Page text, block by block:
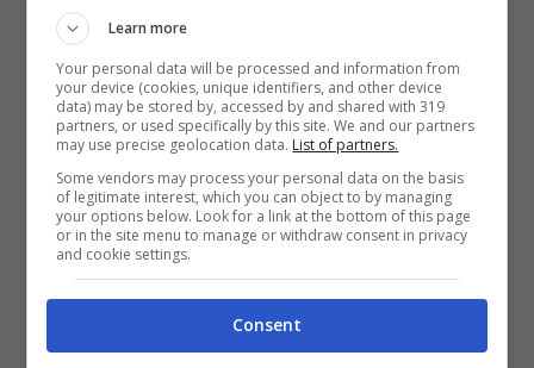
primo istante: “
camminare ma cercava aiuto. Aveva così
tanta voglia di vita e di coraggio che
dovevamo onorare la sua voglia di vivere
insieme alla dura battaglia che ha fatto per
venirci a trovare e rimanere in vita. Non
semplici ma vere che esprimono tutta la
Learn more
Your personal data will be processed and information from
your device (cookies, unique identifiers, and other device
data) may be stored by, accessed by and shared with 319
partners, or used specifically by this site. We and our partners
may use precise geolocation data. List of partners.
Some vendors may process your personal data on the basis
of legitimate interest, which you can object to by managing
your options below. Look for a link at the bottom of this page
or in the site menu to manage or withdraw consent in privacy
and cookie settings.
Consent